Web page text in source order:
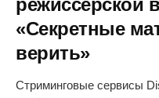
режиссёрской
«Секретные
верить»
Стриминговые сервисы